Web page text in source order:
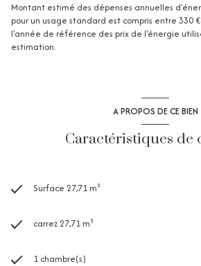
Montant estimé des dépenses annuelles
pour un usage standard est compris entre 330
l'année de référence des prix de l'énergie
estimation.
A PROPOS DE CE BIEN
Caractéristiques de
Surface 27,71 m²
carrez 27,71 m²
1 chambre(s)